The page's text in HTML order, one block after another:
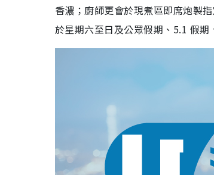
香濃；廚師更會於現煮區即席炮製
於星期六至日及公眾假期、5.1 假期